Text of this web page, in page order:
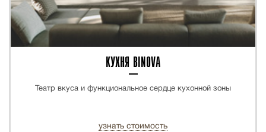
КУХНЯ BINOVA
Театр вкуса и функциональное сердце кухонной зоны
узнать стоимость